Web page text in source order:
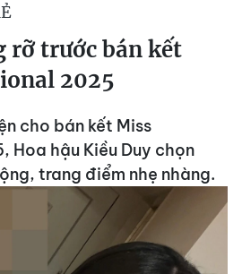
rỡ trước bán kết
2025
cho bán kết Miss
Hoa hậu Kiều Duy chọn
trang điểm nhẹ nhàng.